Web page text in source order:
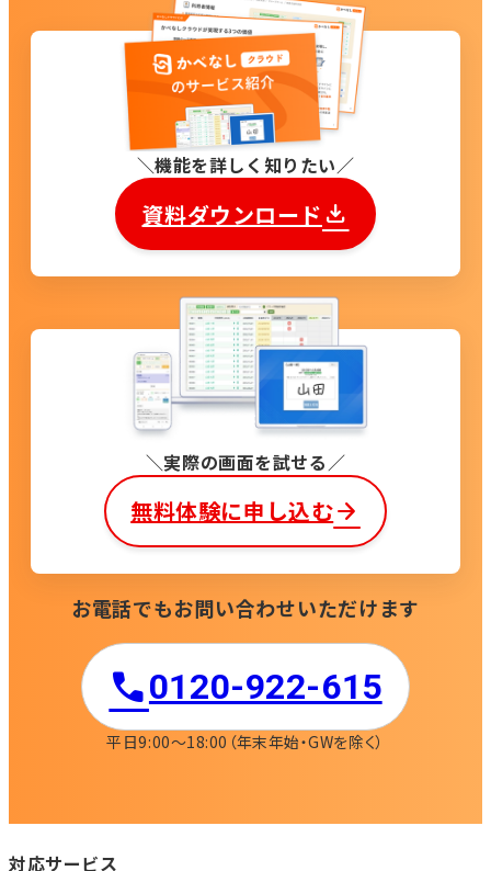
実際の画面を試せる
無料体験に申し込む
機能を詳しく知りたい
資料ダウンロード
お電話でもお問い合わせいただけます
0120-922-615​
平日9:00〜18:00 （年末年始・GWを除く）
対応サービス